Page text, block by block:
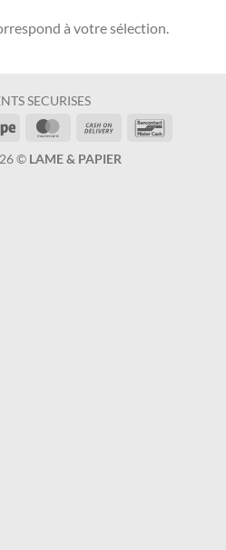
à votre sélection.
SECURISES
Stripe MasterCardCash
Delivery
© LAME & PAPIER